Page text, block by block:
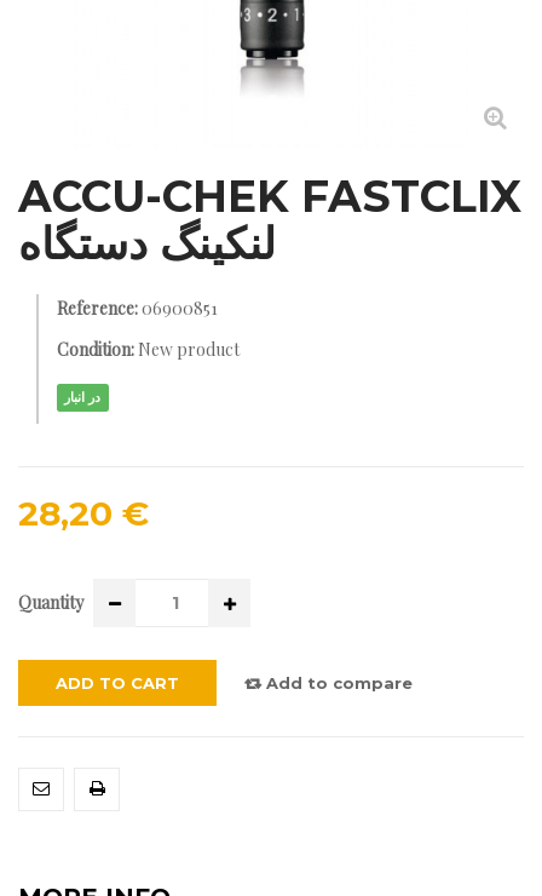
ACCU-CHEK FASTCLIX
لنکینگ دستگاه
Reference:06900851
Condition: New product
در انبار
28,20 €
Quantity
ADD TO CART Add to compare